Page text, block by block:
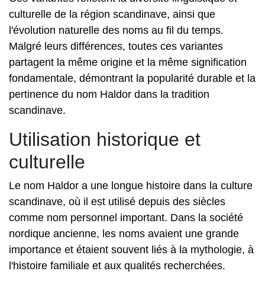
culturelle de la région scandinave, ainsi que
l'évolution naturelle des noms au fil du temps.
Malgré leurs différences, toutes ces variantes
partagent la même origine et la même signification
fondamentale, démontrant la popularité durable et la
pertinence du nom Haldor dans la tradition
scandinave.
Utilisation historique et
culturelle
Le nom Haldor a une longue histoire dans la culture
scandinave, où il est utilisé depuis des siècles
comme nom personnel important. Dans la société
nordique ancienne, les noms avaient une grande
importance et étaient souvent liés à la mythologie, à
l'histoire familiale et aux qualités recherchées.